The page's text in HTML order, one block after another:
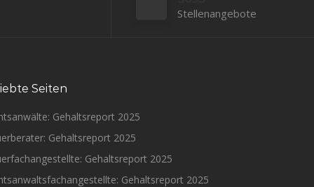
Stellenangebote
Seiten
Gehaltsreport 2025
Gehaltsreport 2025
Gehaltsreport 2025
Gehaltsreport 2025